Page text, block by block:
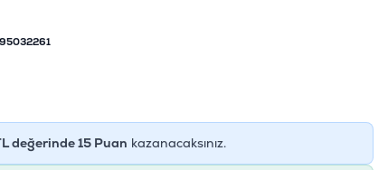
değerinde15Puan kazanacaksınız.